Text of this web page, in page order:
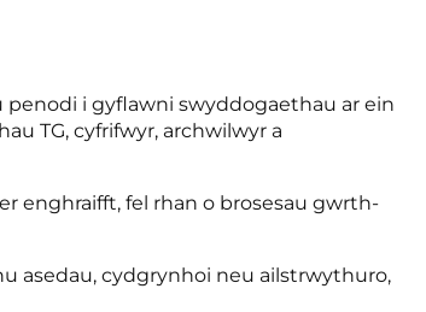
i gyflawni swyddogaethau ar ein
TG, cyfrifwyr, archwilwyr a
enghraifft, fel rhan o brosesau gwrth-
asedau, cydgrynhoi neu ailstrwythuro,